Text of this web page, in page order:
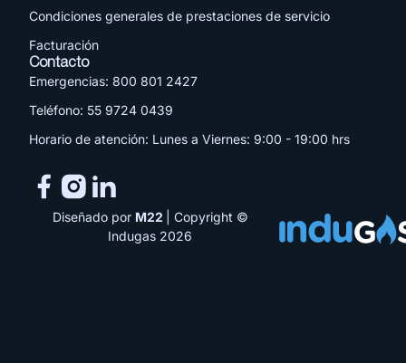
Condiciones generales de prestaciones de servicio
Facturación
Contacto
Emergencias: 800 801 2427
Teléfono: 55 9724 0439
Horario de atención: Lunes a Viernes: 9:00 - 19:00 hrs
Diseñado por M22
| Copyright ©
Indugas 2026